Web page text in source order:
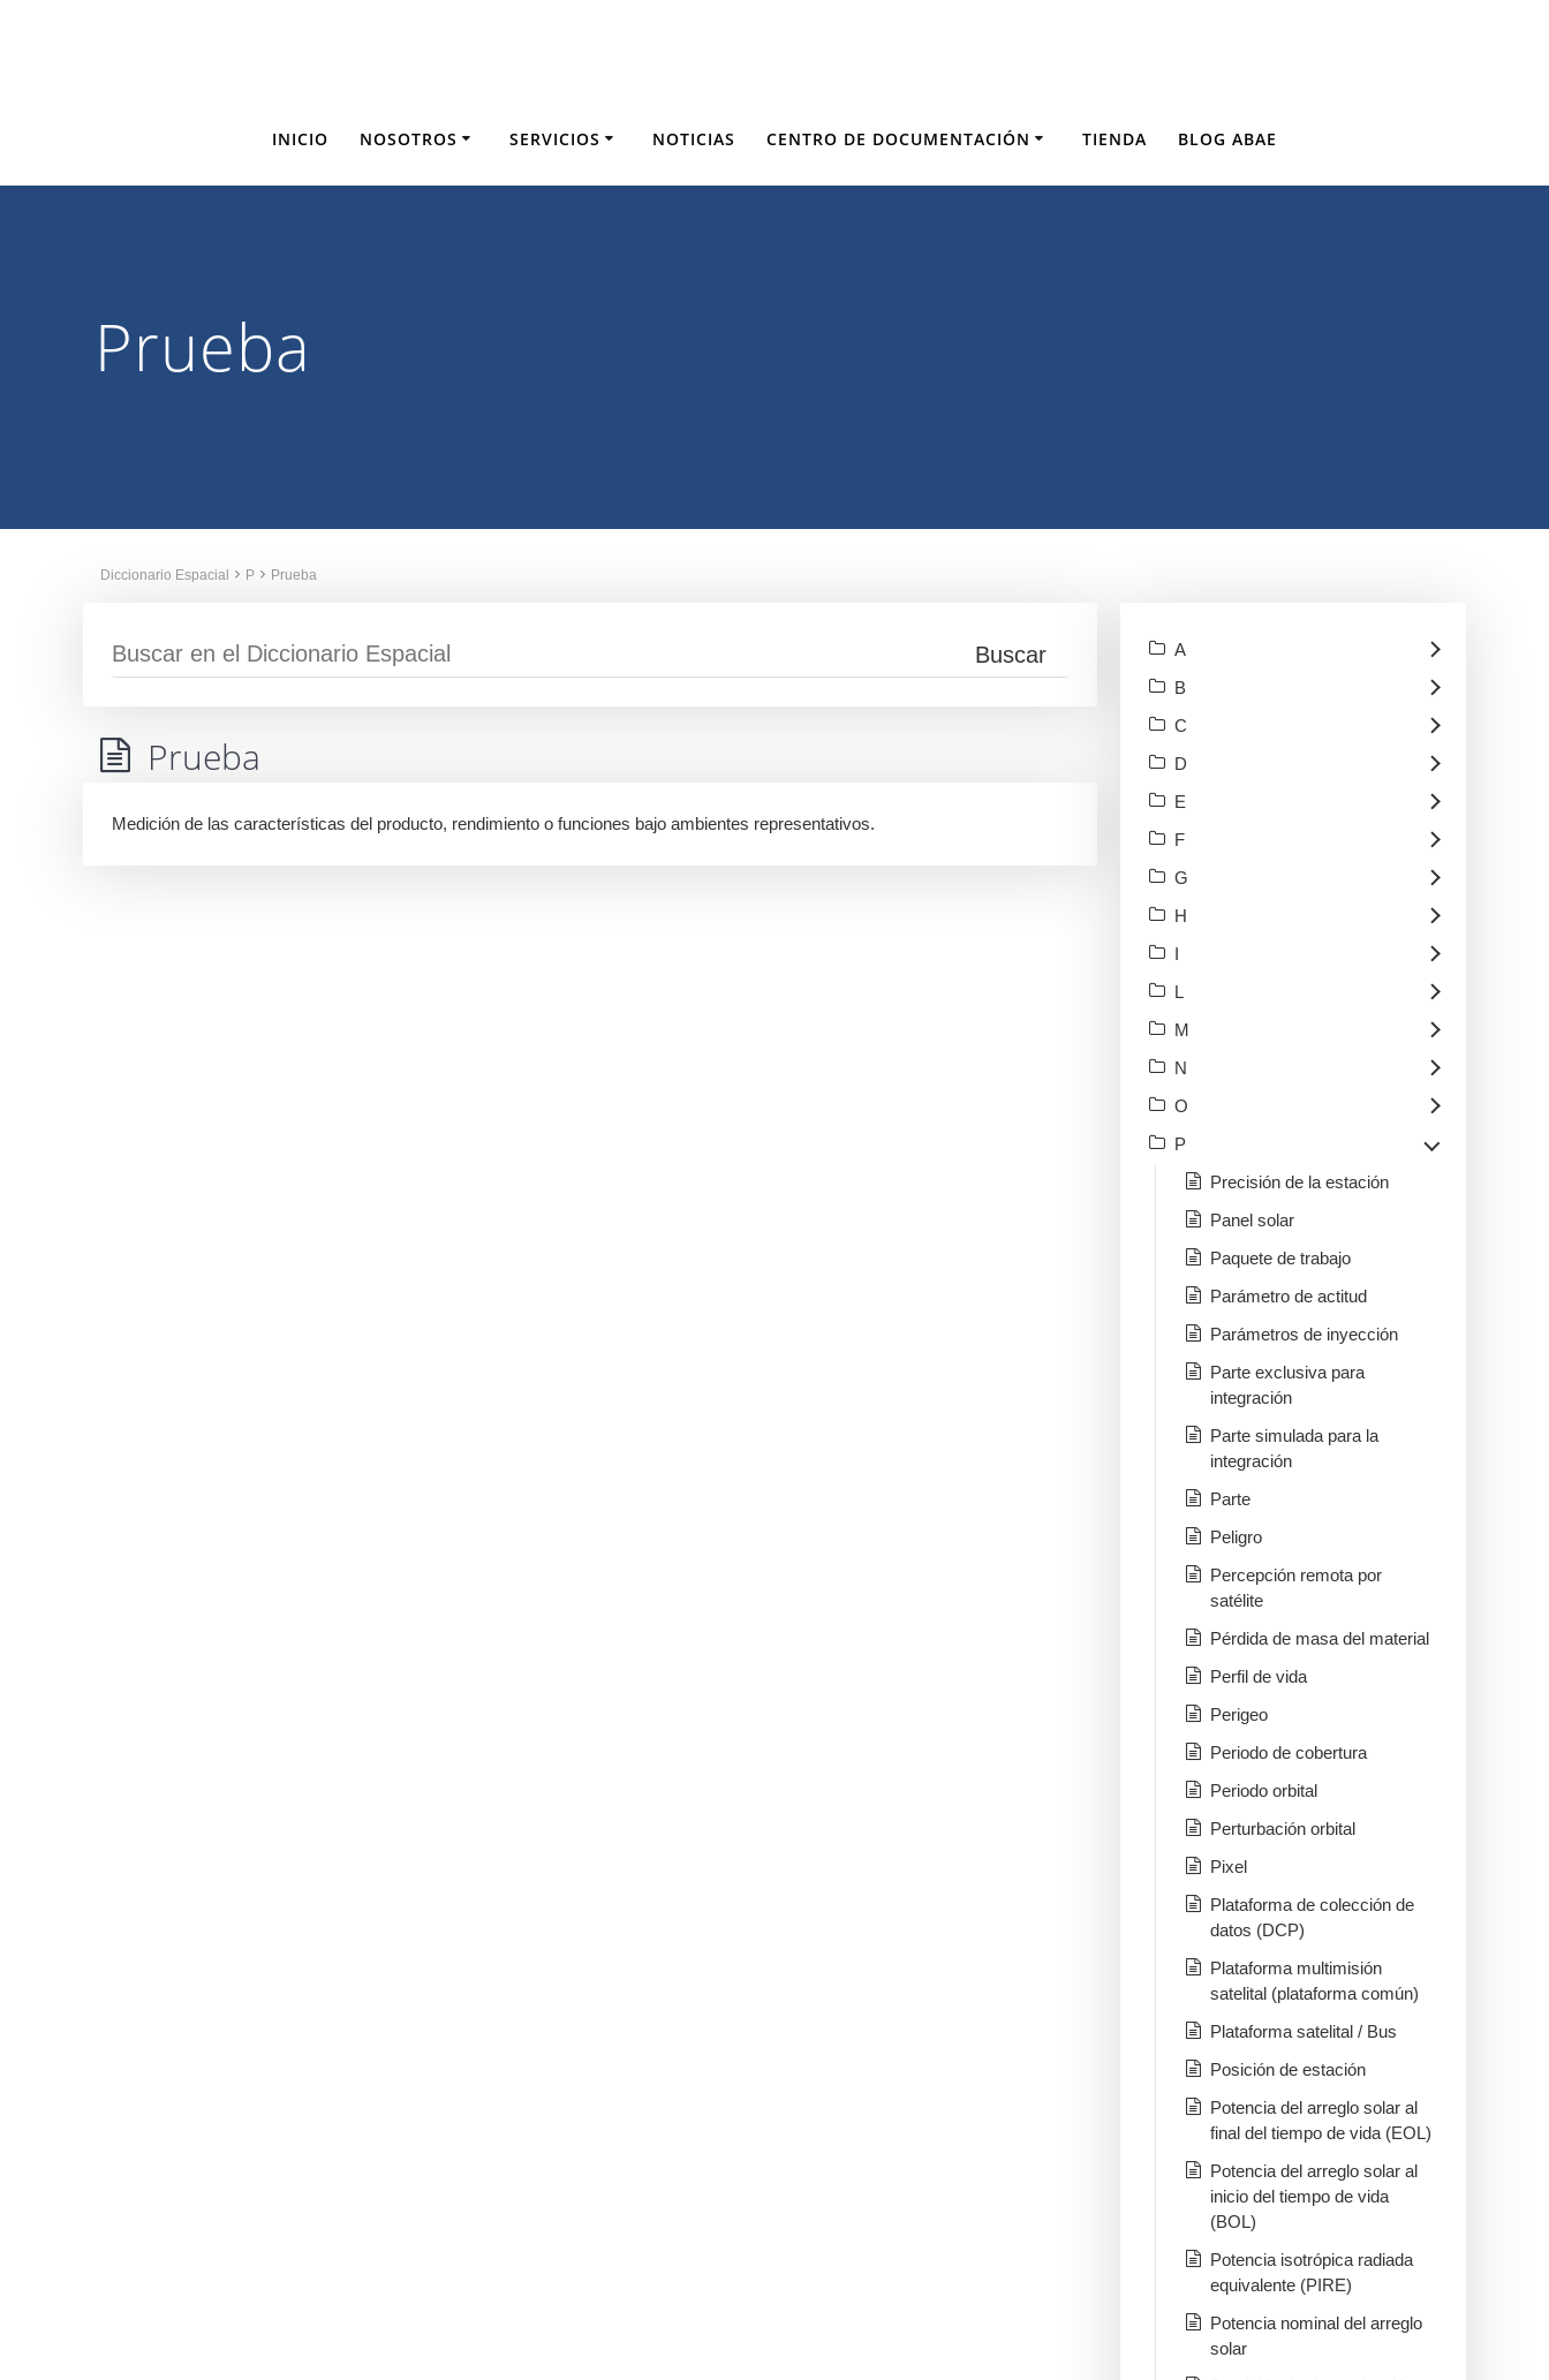
INICIO NOSOTROS SERVICIOS NOTICIAS CENTRO DE DOCUMENTACIÓN TIENDA BLOG ABAE
Prueba
Diccionario Espacial P Prueba
Prueba
Medición de las características del producto, rendimiento o funciones bajo ambientes representativos.
A
B
C
D
E
F
G
H
I
L
M
N
O
P
Precisión de la estación
Panel solar
Paquete de trabajo
Parámetro de actitud
Parámetros de inyección
Parte exclusiva para
integración
Parte simulada para la
integración
Parte
Peligro
Percepción remota por
satélite
Pérdida de masa del material
Perfil de vida
Perigeo
Periodo de cobertura
Periodo orbital
Perturbación orbital
Pixel
Plataforma de colección de
datos (DCP)
Plataforma multimisión
satelital (plataforma común)
Plataforma satelital / Bus
Posición de estación
Potencia del arreglo solar al
final del tiempo de vida (EOL)
Potencia del arreglo solar al
inicio del tiempo de vida
(BOL)
Potencia isotrópica radiada
equivalente (PIRE)
Potencia nominal del arreglo
solar